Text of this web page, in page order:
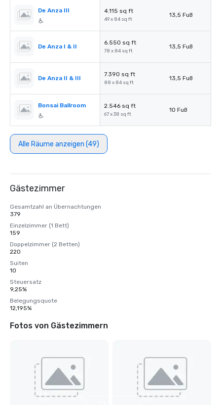
De Anza III 4.115 sq ft
49 x 84 sq ft
13,5 Fuß
De Anza I & II
6.550 sq ft
78 x 84 sq ft
13,5 Fuß
De Anza II & III
7.390 sq ft
88 x 84 sq ft
13,5 Fuß
Bonsai Ballroom 2.546 sq ft
67 x 38 sq ft
10 Fuß
Alle Räume anzeigen (49)
Gästezimmer
Gesamtzahl an Übernachtungen
379
Einzelzimmer (1 Bett)
159
Doppelzimmer (2 Betten)
220
Suiten
10
Steuersatz
9,25%
Belegungsquote
12,195%
Fotos von Gästezimmern